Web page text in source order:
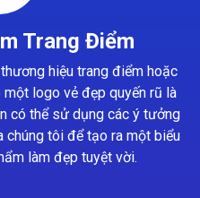
Trang Điểm
hiệu trang điểm hoặc
logo vẻ đẹp quyến rũ là
có thể sử dụng các ý tưởng
chúng tôi để tạo ra một biểu
làm đẹp tuyệt vời.